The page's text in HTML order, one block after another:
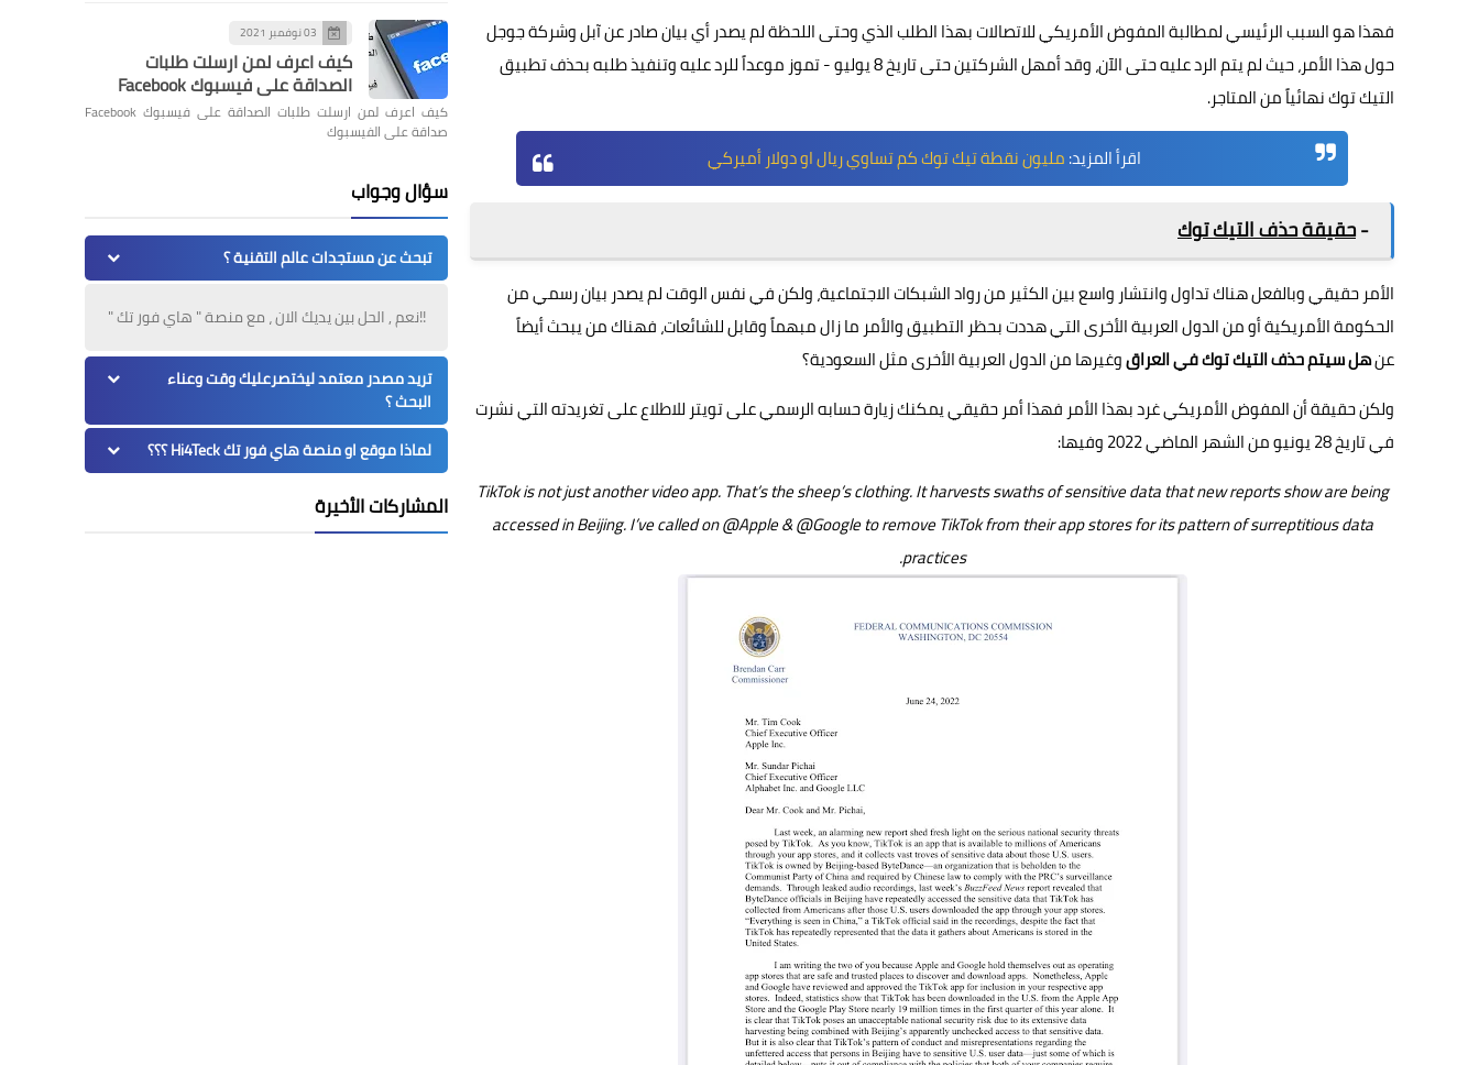
فهذا هو السبب الرئيسي لمطالبة المفوض الأمريكي للاتصالات بهذا الطلب الذي وحتى اللحظة لم يصدر أي بيان صادر عن آبل وشركة جوجل
حول هذا الأمر، حيث لم يتم الرد عليه حتى الآن، وقد أمهل الشركتين حتى تاريخ 8 يوليو - تموز موعداً للرد عليه وتنفيذ طلبه بحذف تطبيق
التيك توك نهائياً من المتاجر.
اقرأ المزيد:مليون نقطة تيك توك كم تساوي ريال او دولار أميركي
-حقيقة حذف التيك توك
الأمر حقيقي وبالفعل هناك تداول وانتشار واسع بين الكثير من رواد الشبكات الاجتماعية، ولكن في نفس الوقت لم يصدر بيان رسمي من
الحكومة الأمريكية أو من الدول العربية الأخرى التي هددت بحظر التطبيق والأمر ما زال مبهماً وقابل للشائعات، فهناك من يبحث أيضاً
عنهل سيتم حذف التيك توك في العراقوغيرها من الدول العربية الأخرى مثل السعودية؟
ولكن حقيقة أن المفوض الأمريكي غرد بهذا الأمر فهذا أمر حقيقي يمكنك زيارة حسابه الرسمي على تويتر للاطلاع على تغريدته التي نشرت
في تاريخ 28 يونيو من الشهر الماضي 2022 وفيها:
TikTok is not just another video app. That’s the sheep’s clothing. It harvests swaths of sensitive data that new reports show are being
accessed in Beijing. I’ve called on @Apple & @Google to remove TikTok from their app stores for its pattern of surreptitious data
practices.
03 نوفمبر 2021
كيف اعرف لمن ارسلت طلبات
الصداقة على فيسبوك Facebook
كيف اعرف لمن ارسلت طلبات الصداقة على فيسبوك Facebook
صداقة على الفيسبوك
سؤال وجواب
تبحث عن مستجدات عالم التقنية ؟
!!نعم , الحل بين يديك الان ، مع منصة " هاي فور تك "
تريد مصدر معتمد ليختصرعليك وقت وعناء
البحث ؟
لماذا موقع او منصة هاي فور تك Hi4Teck ؟؟؟
المشاركات الأخيرة